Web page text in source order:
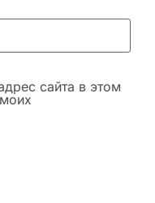
сайта в этом